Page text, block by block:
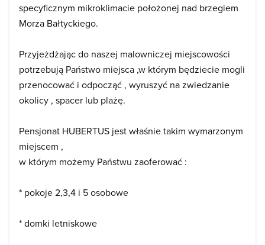
specyficznym mikroklimacie położonej nad brzegiem
Morza Bałtyckiego.
Przyjeżdżając do naszej malowniczej miejscowości
potrzebują Państwo miejsca ,w którym będziecie mogli
przenocować i odpocząć , wyruszyć na zwiedzanie
okolicy , spacer lub plażę.
Pensjonat HUBERTUS jest właśnie takim wymarzonym
miejscem ,
w którym możemy Państwu zaoferować :
* pokoje 2,3,4 i 5 osobowe
* domki letniskowe